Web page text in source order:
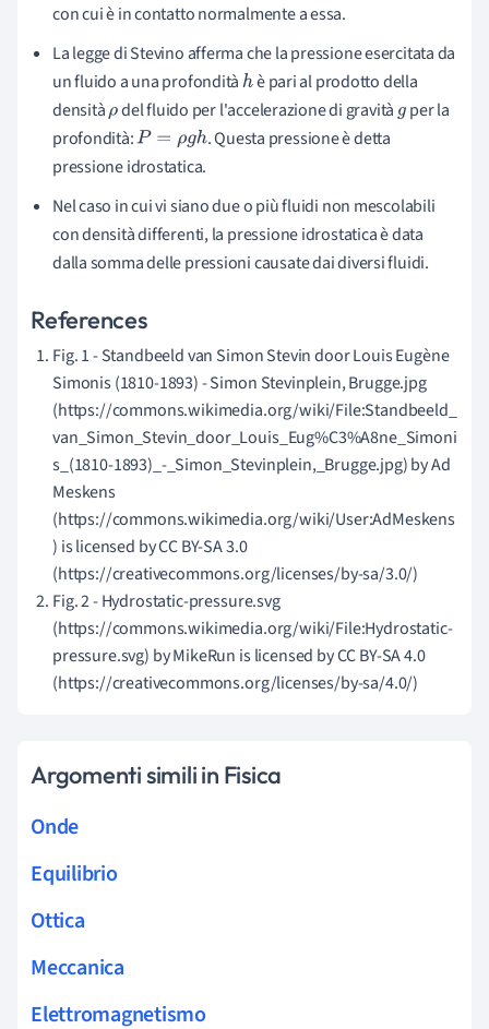
con cui è in contatto normalmente a essa.
La legge di Stevino afferma che la pressione esercitata da
un fluido a una profonditàhè pari al prodotto della
densitàρdel fluido per l'accelerazione di gravitàgper la
profondità:P= ρg h
. Questa pressione è detta
pressione idrostatica.
Nel caso in cui vi siano due o più fluidi non mescolabili
con densità differenti, la pressione idrostatica è data
dalla somma delle pressioni causate dai diversi fluidi.
References
Fig. 1 - Standbeeld van Simon Stevin door Louis Eugène
Simonis (1810-1893) - Simon Stevinplein, Brugge.jpg
(https://commons.wikimedia.org/wiki/File:Standbeeld_
van_Simon_Stevin_door_Louis_Eug%C3%A8ne_Simoni
s_(1810-1893)_-_Simon_Stevinplein,_Brugge.jpg) by Ad
Meskens
(https://commons.wikimedia.org/wiki/User:AdMeskens
) is licensed by CC BY-SA 3.0
(https://creativecommons.org/licenses/by-sa/3.0/)
Fig. 2 - Hydrostatic-pressure.svg
(https://commons.wikimedia.org/wiki/File:Hydrostatic-
pressure.svg) by MikeRun is licensed by CC BY-SA 4.0
(https://creativecommons.org/licenses/by-sa/4.0/)
Argomenti simili in Fisica
Onde
Equilibrio
Ottica
Meccanica
Elettromagnetismo